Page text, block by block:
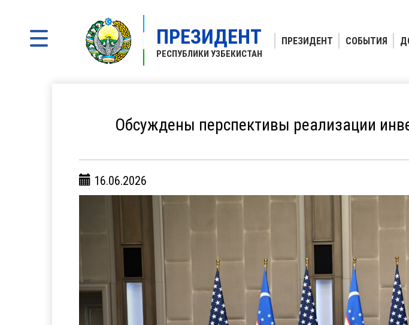
ПРЕЗИДЕНТ
РЕСПУБЛИКИ УЗБЕКИСТАН
ПРЕЗИДЕНТ СОБЫТИЯ
Обсуждены перспективы реализации
16.06.2026